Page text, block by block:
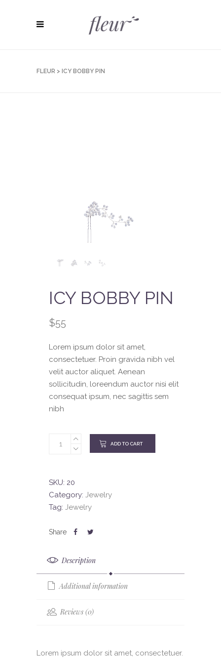
FLEUR > ICY BOBBY PIN
ICY BOBBY PIN
$55
Lorem ipsum dolor sit amet,
consectetuer. Proin gravida nibh vel
velit auctor aliquet. Aenean
sollicitudin, loreendum auctor nisi elit
consequat ipsum, nec sagittis sem
nibh
ADD TO CART
SKU: 20
Category: Jewelry
Tag: Jewelry
Description
Additional information
Reviews (0)
Lorem ipsum dolor sit amet, consectetuer.